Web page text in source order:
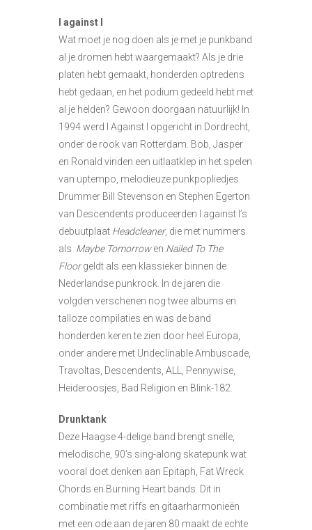
I against I
Wat moet je nog doen als je met je punkband
al je dromen hebt waargemaakt? Als je drie
platen hebt gemaakt, honderden optredens
hebt gedaan, en het podium gedeeld hebt met
al je helden? Gewoon doorgaan natuurlijk! In
1994 werd I Against I opgericht in Dordrecht,
onder de rook van Rotterdam. Bob, Jasper
en Ronald vinden een uitlaatklep in het spelen
van uptempo, melodieuze punkpopliedjes.
Drummer Bill Stevenson en Stephen Egerton
van Descendents produceerden I against I’s
debuutplaat Headcleaner, die met nummers
als Maybe Tomorrowen Nailed To The
Floorgeldt als een klassieker binnen de
Nederlandse punkrock. In de jaren die
volgden verschenen nog twee albums en
talloze compilaties en was de band
honderden keren te zien door heel Europa,
onder andere met Undeclinable Ambuscade,
Travoltas, Descendents, ALL, Pennywise,
Heideroosjes, Bad Religion en Blink-182.
Drunktank
Deze Haagse 4-delige band brengt snelle,
melodische, 90’s sing-along skatepunk wat
vooral doet denken aan Epitaph, Fat Wreck
Chords en Burning Heart bands. Dit in
combinatie met riffs en gitaarharmonieën
met een ode aan de jaren 80 maakt de echte